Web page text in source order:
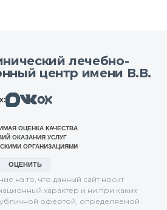
лечебно-
центр имени В.В.
МаксВконтактеОдноклассники
на то, что данный сайт носит
характер и ни при каких
офертой, определяемой